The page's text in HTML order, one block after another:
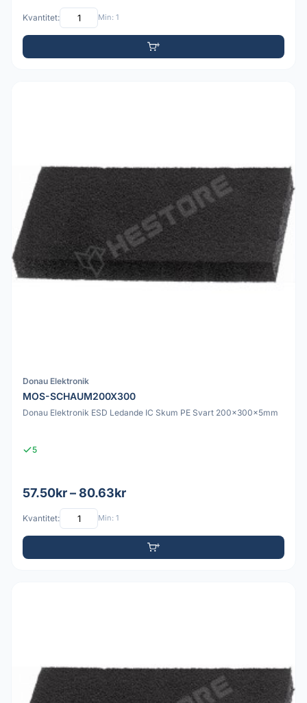
Kvantitet: Min: 1
Donau Elektronik
MOS-SCHAUM200X300
Donau Elektronik ESD Ledande IC Skum PE Svart 200x300x5mm
5
57.50kr – 80.63kr
Kvantitet: Min: 1